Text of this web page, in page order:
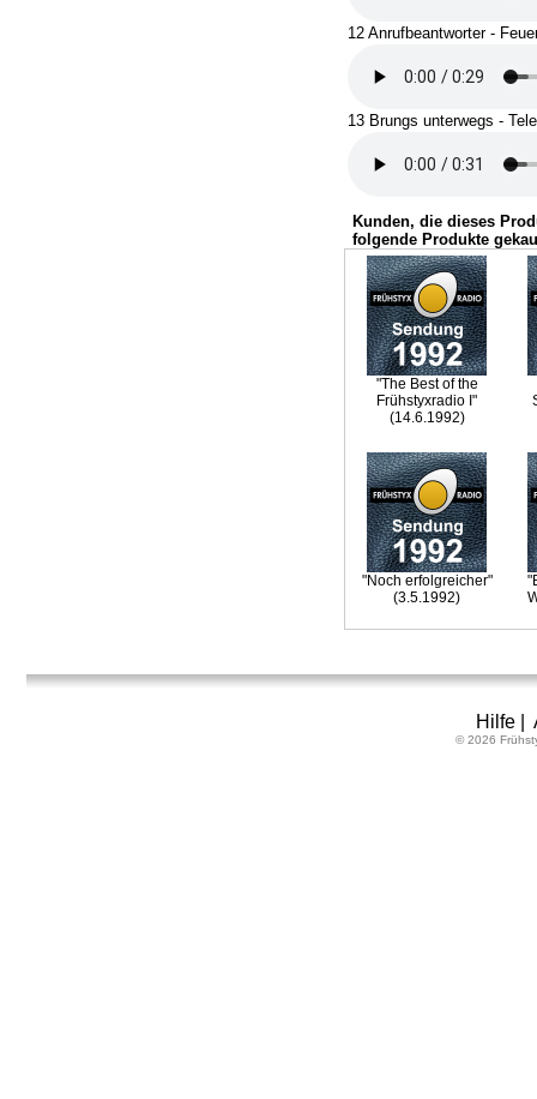
12 Anrufbeantworter -
13 Brungs unterwegs -
Kunden, die dieses
folgende Produkte
"The Best of the
Frühstyxradio I"
(14.6.1992)
"Noch erfolgreicher"
(3.5.1992)
Hilfe|
© 2026